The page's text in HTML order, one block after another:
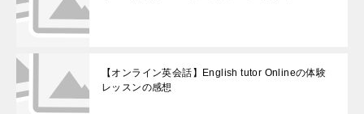
【オンライン英会話】English tutor Onlineの体験
レッスンの感想